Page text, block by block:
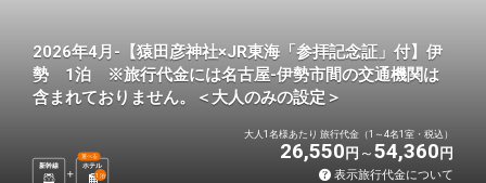
2026年4月-【猿田彦神社×JR東海「参拝記念証」付】伊
勢 1泊 ※旅行代金には名古屋-伊勢市間の交通機関は
含まれておりません。＜大人のみの設定＞
新幹線 ホテル
選べる
1 泊
大人1名様あたり 旅行代金（1～4名1室・税込）
26,550 円 54,360 円
表示旅行代金について